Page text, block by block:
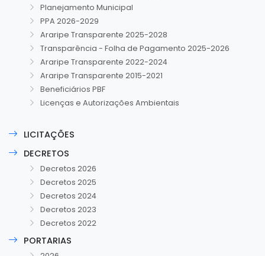
Planejamento Municipal
PPA 2026-2029
Araripe Transparente 2025-2028
Transparência - Folha de Pagamento 2025-2026
Araripe Transparente 2022-2024
Araripe Transparente 2015-2021
Beneficiários PBF
Licenças e Autorizações Ambientais
LICITAÇÕES
DECRETOS
Decretos 2026
Decretos 2025
Decretos 2024
Decretos 2023
Decretos 2022
PORTARIAS